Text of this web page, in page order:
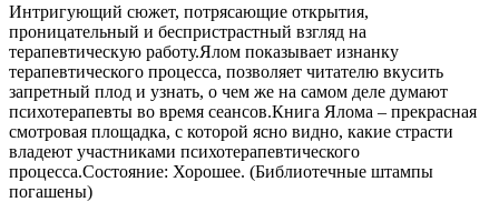
Интригующий сюжет, потрясающие открытия,
проницательный и беспристрастный взгляд на
терапевтическую работу.Ялом показывает изнанку
терапевтического процесса, позволяет читателю вкусить
запретный плод и узнать, о чем же на самом деле думают
психотерапевты во время сеансов.Книга Ялома – прекрасная
смотровая площадка, с которой ясно видно, какие страсти
владеют участниками психотерапевтического
процесса.Состояние: Хорошее. (Библиотечные штампы
погашены)